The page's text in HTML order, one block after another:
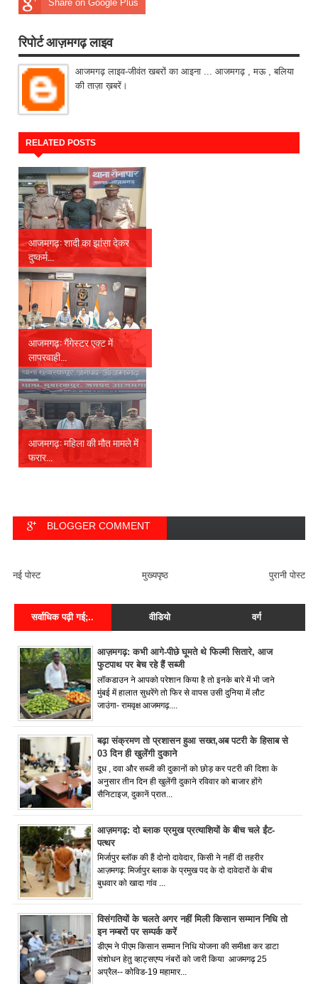
Share on Google Plus
रिपोर्ट आज़मगढ़ लाइव
आजमगढ़ लाइव-जीवंत खबरों का आइना ... आजमगढ़ , मऊ , बलिया
की ताज़ा ख़बरें।
RELATED POSTS
आजमगढ़: शादी का झांसा देकर
दुष्कर्म...
आजमगढ़: गैंगेस्टर एक्ट में
लापरवाही...
आजमगढ़: महिला की मौत मामले में
फरार...
BLOGGER COMMENT
नई पोस्ट पुरानी पोस्ट
मुख्यपृष्ठ
सर्वाधिक पढ़ी गई;.. वीडियो वर्ग
आज़मगढ़: कभी आगे-पीछे घूमते थे फिल्मी सितारे, आज
फुटपाथ पर बेच रहे हैं सब्जी
लॉकडाउन ने आपको परेशान किया है तो इनके बारे में भी जाने
मुंबई में हालात सुधरेंगे तो फिर से वापस उसी दुनिया में लौट
जाउंगा- रामवृक्ष आजमगढ़....
बढ़ा संक्रमण तो प्रशासन हुआ सख्त,अब पटरी के हिसाब से
03 दिन ही खुलेंगी दुकाने
दूध , दवा और सब्जी की दुकानों को छोड़ कर पटरी की दिशा के
अनुसार तीन दिन ही खुलेंगी दुकाने रविवार को बाजार होंगे
सैनिटाइज, दुकानें प्रात...
आज़मगढ़: दो ब्लाक प्रमुख प्रत्याशियों के बीच चले ईंट-
पत्थर
मिर्जापुर ब्लॉक की हैं दोनो दावेदार, किसी ने नहीं दी तहरीर
आज़मगढ़: मिर्जापुर ब्लाक के प्रमुख पद के दो दावेदारों के बीच
बुधवार को खादा गांव ...
विसंगतियों के चलते अगर नहीं मिली किसान सम्मान निधि तो
इन नम्बरों पर सम्पर्क करें
डीएम ने पीएम किसान सम्मान निधि योजना की समीक्षा कर डाटा
संशोधन हेतु व्हाट्सएप्प नंबरों को जारी किया आजमगढ़ 25
अप्रैल-- कोविड-19 महामार...